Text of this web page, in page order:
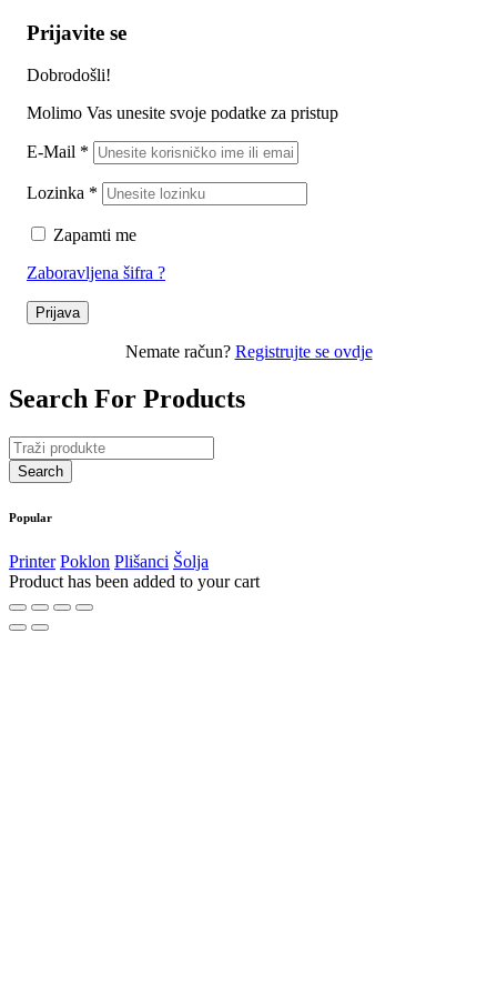
Prijavite se
Dobrodošli!
Molimo Vas unesite svoje podatke za pristup
E-Mail *
Lozinka *
Zapamti me
Zaboravljena šifra ?
Prijava
Nemate račun? Registrujte se ovdje
Search For Products
Popular
Printer Poklon Plišanci Šolja
Product has been added to your cart